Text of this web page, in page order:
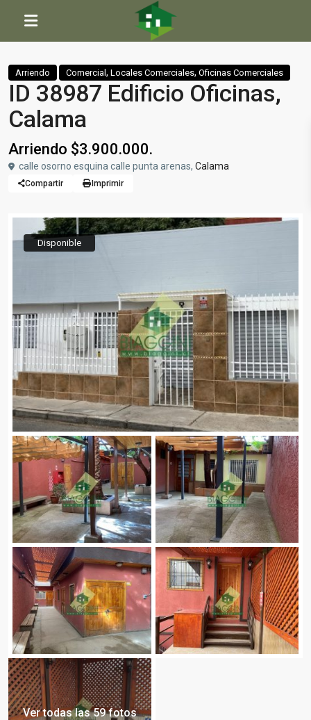
Inicio Locales Comerciales ,Oficinas Comerciales
ID 38987 Edificio Oficinas, Calama
Arriendo Comercial , Locales Comerciales, Oficinas Comerciales
ID 38987 Edificio Oficinas,
Calama
Arriendo $3.900.000.
calle osorno esquina calle punta arenas, Calama
Compartir Imprimir
Disponible
Ver todas las 59 fotos